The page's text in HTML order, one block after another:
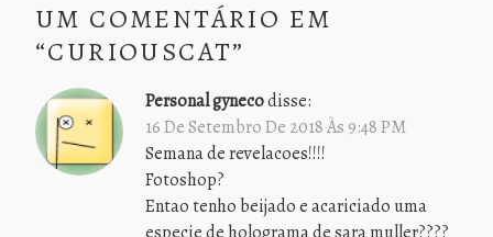
UM COMENTÁRIO EM
“CURIOUSCAT”
Personal gynecodisse:
16 De Setembro De 2018 Às 9:48 PM
Semana de revelacoes!!!!
Fotoshop?
Entao tenho beijado e acariciado uma